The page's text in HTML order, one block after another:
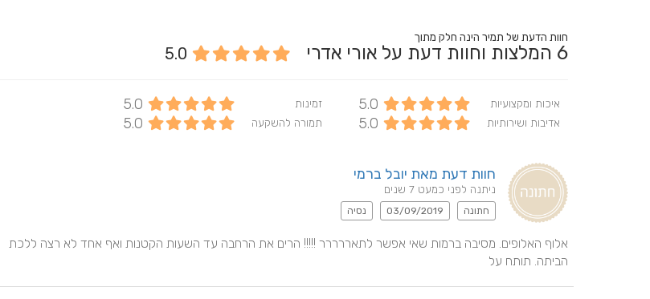
חוות הדעת של תמיר הינה חלק מתוך
6 המלצות וחוות דעת על אורי אדרי 5.0
איכות ומקצועיות 5.0 זמינות 5.0
אדיבות ושירותיות 5.0 תמורה להשקעה 5.0
חוות דעת מאת יובל ברמי
ניתנה לפני כמעט 7 שנים
חתונה 03/09/2019 נסיה
הביתה. תותח על